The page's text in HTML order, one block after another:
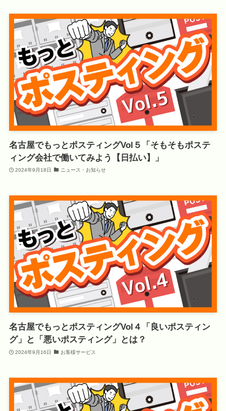
名古屋でもっとポスティングVol５「そもそもポステ
ィング会社で働いてみよう【日払い】」
2024年9月18日 ニュース・お知らせ
名古屋でもっとポスティングVol４「良いポスティン
グ」と「悪いポスティング」とは？
2024年9月16日 お客様サービス